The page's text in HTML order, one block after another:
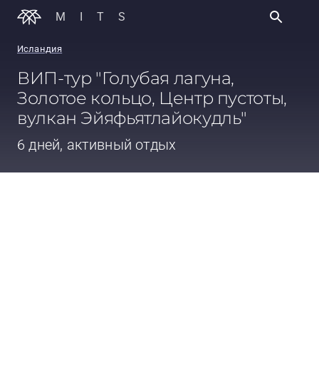
MITS
Исландия
ВИП-тур "Голубая лагуна,
Золотое кольцо, Центр пустоты,
вулкан Эйяфьятлайокудль"
6 дней, активный отдых